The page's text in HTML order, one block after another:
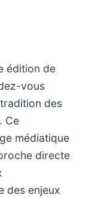
édition de
vous
des
Ce
médiatique
directe
des enjeux